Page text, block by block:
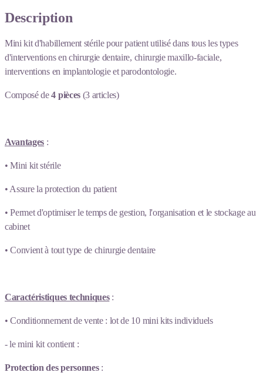
Description
Mini kit d'habillement stérile pour patient utilisé dans tous les types
d'interventions en chirurgie dentaire, chirurgie maxillo-faciale,
interventions en implantologie et parodontologie.
Composé de4 pièces(3 articles)
Avantages :
• Mini kit stérile
• Assure la protection du patient
• Permet d'optimiser le temps de gestion, l'organisation et le stockage au
cabinet
• Convient à tout type de chirurgie dentaire
Caractéristiques techniques:
• Conditionnement de vente : lot de 10 mini kits individuels
- le mini kit contient :
Protection des personnes: